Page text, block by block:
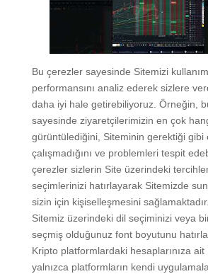
Bu çerezler sayesinde Sitemizi
performansını analiz ederek sizlere
daha iyi hale getirebiliyoruz. Örneğin,
sayesinde ziyaretçilerimizin en çok
gürüntülediğini, Siteminin gerektiği gibi
çalışmadığını ve problemleri tespit
çerezler sizlerin Site üzerindeki
seçimlerinizi hatırlayarak Sitemizde
sizin için kişiselleşmesini
Sitemiz üzerindeki dil seçiminizi veya
seçmiş olduğunuz font boyutunu
Kripto platformlardaki hesaplarınıza
yalnızca platformların kendi